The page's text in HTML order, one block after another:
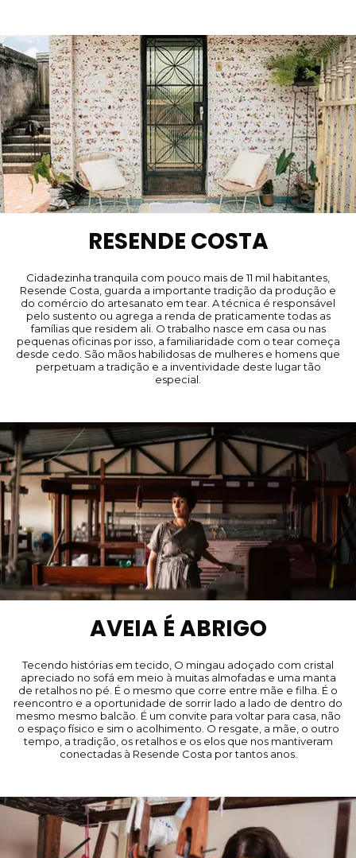
RESENDE COSTA
Cidadezinha tranquila com pouco mais de 11 mil habitantes,
Resende Costa, guarda a importante tradição da produção e
do comércio do artesanato em tear. A técnica é responsável
pelo sustento ou agrega a renda de praticamente todas as
famílias que residem ali. O trabalho nasce em casa ou nas
pequenas oficinas por isso, a familiaridade com o tear começa
desde cedo. São mãos habilidosas de mulheres e homens que
perpetuam a tradição e a inventividade deste lugar tão
especial.
AVEIA É ABRIGO
Tecendo histórias em tecido, O mingau adoçado com cristal
apreciado no sofá em meio à muitas almofadas e uma manta
de retalhos no pé. É o mesmo que corre entre mãe e filha. É o
reencontro e a oportunidade de sorrir lado a lado de dentro do
mesmo mesmo balcão. É um convite para voltar para casa, não
o espaço físico e sim o acolhimento. O resgate, a mãe, o outro
tempo, a tradição, os retalhos e os elos que nos mantiveram
conectadas à Resende Costa por tantos anos.